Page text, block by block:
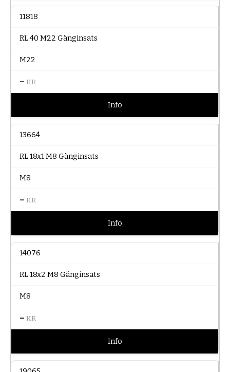
11818
RL 40 M22 Gänginsats
M22
– KR
Info
13664
RL 18x1 M8 Gänginsats
M8
– KR
Info
14076
RL 18x2 M8 Gänginsats
M8
– KR
Info